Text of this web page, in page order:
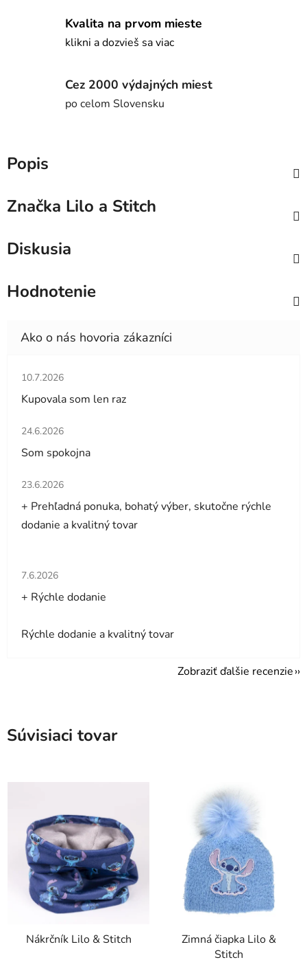
Kvalita na prvom mieste
klikni a dozvieš sa viac
Cez 2000 výdajných miest
po celom Slovensku
Popis
Značka Lilo a Stitch
Diskusia
Hodnotenie
Hodnotenie obchodu je 5 z 5 hviezdičiek.
10.7.2026
Kupovala som len raz
Hodnotenie obchodu je 5 z 5 hviezdičiek.
24.6.2026
Som spokojna
Hodnotenie obchodu je 5 z 5 hviezdičiek.
23.6.2026
+ Prehľadná ponuka, bohatý výber, skutočne rýchle
dodanie a kvalitný tovar
Hodnotenie obchodu je 5 z 5 hviezdičiek.
7.6.2026
+ Rýchle dodanie
Rýchle dodanie a kvalitný tovar
Zobraziť ďalšie recenzie
Súvisiaci tovar
Nákrčník Lilo & Stitch
Zimná čiapka Lilo &
Stitch